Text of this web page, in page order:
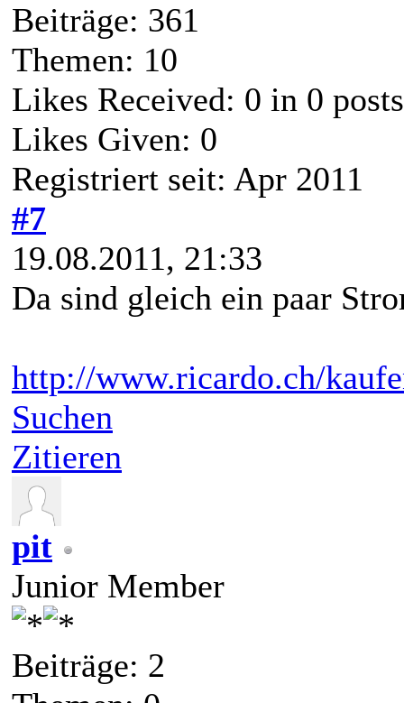
Beiträge: 361
Themen: 10
Likes Received: 0 in 0 posts
Likes Given: 0
Registriert seit: Apr 2011
#7
19.08.2011, 21:33
Da sind gleich ein paar
http://www.ricardo.ch/
Suchen
Zitieren
pit
Junior Member
Beiträge: 2